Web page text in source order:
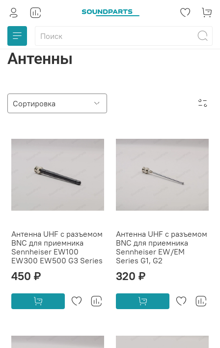
Антенны
Антенна UHF с разъемом
BNC для приемника
Sennheiser EW100
EW300 EW500 G3 Series
450 ₽
Антенна UHF с разъемом
BNC для приемника
Sennheiser EW/EM
Series G1, G2
320 ₽